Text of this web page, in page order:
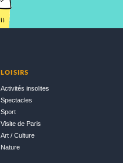
LOISIRS
Activités insolites
Spectacles
Sport
Visite de Paris
Art / Culture
Nature